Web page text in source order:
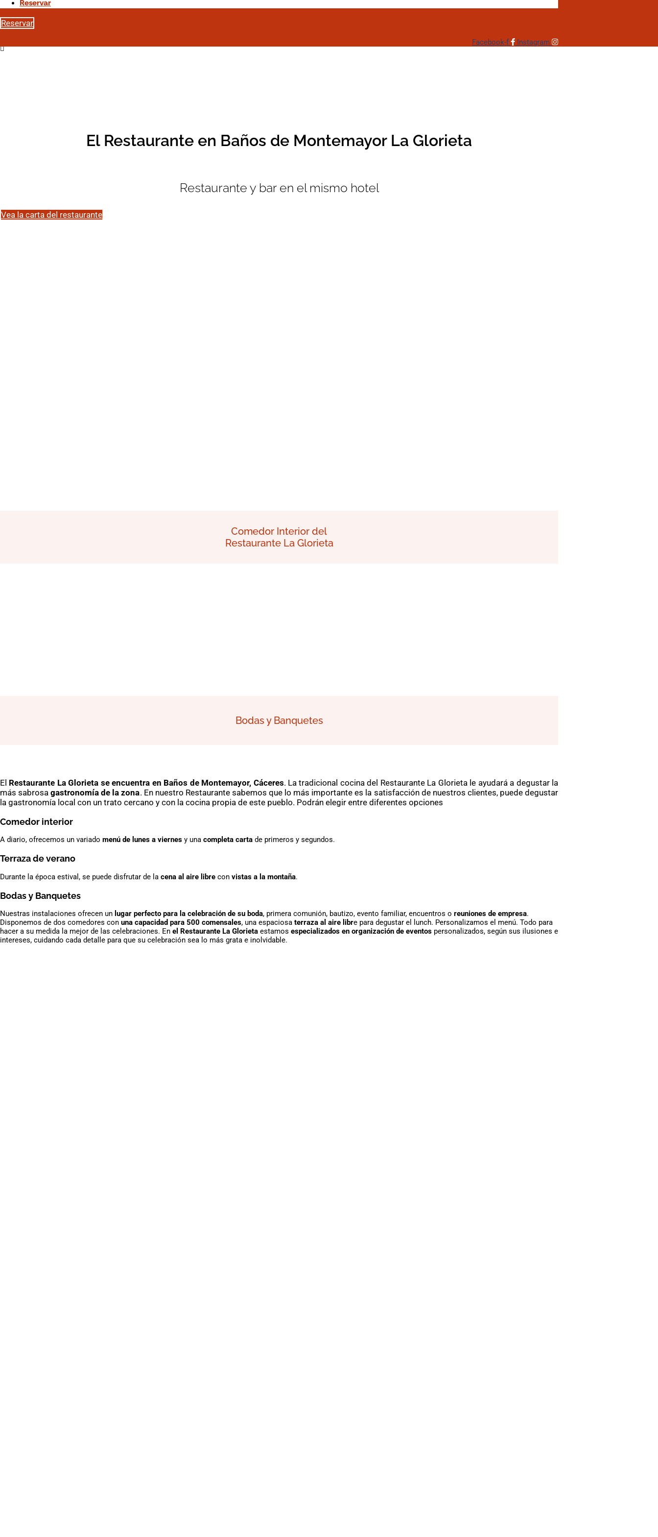
Reservar
Reservar
Reservar
Facebook-f Instagram
El Restaurante en Baños de Montemayor La Glorieta
Restaurante y bar en el mismo hotel
Vea la carta del restaurante
Comedor Interior del
Restaurante La Glorieta
Bodas y Banquetes
El Restaurante La Glorieta se encuentra en Baños de Montemayor, Cáceres. La tradicional cocina del Restaurante La Glorieta le ayudará a degustar la
más sabrosagastronomía de la zona. En nuestro Restaurante sabemos que lo más importante es la satisfacción de nuestros clientes, puede degustar
la gastronomía local con un trato cercano y con la cocina propia de este pueblo. Podrán elegir entre diferentes opciones
Comedor interior
A diario, ofrecemos un variado menú de lunes a viernes y una completa carta de primeros y segundos.
Terraza de verano
Durante la época estival, se puede disfrutar de la cena al aire libre con vistas a la montaña.
Bodas y Banquetes
Nuestras instalaciones ofrecen un lugar perfecto para la celebración de su boda, primera comunión, bautizo, evento familiar, encuentros o reuniones de empresa.
Disponemos de dos comedores con una capacidad para 500 comensales, una espaciosa terraza al aire libre para degustar el lunch. Personalizamos el menú. Todo para
hacer a su medida la mejor de las celebraciones. En el Restaurante La Glorieta estamos especializados en organización de eventos personalizados, según sus ilusiones e
intereses, cuidando cada detalle para que su celebración sea lo más grata e inolvidable.